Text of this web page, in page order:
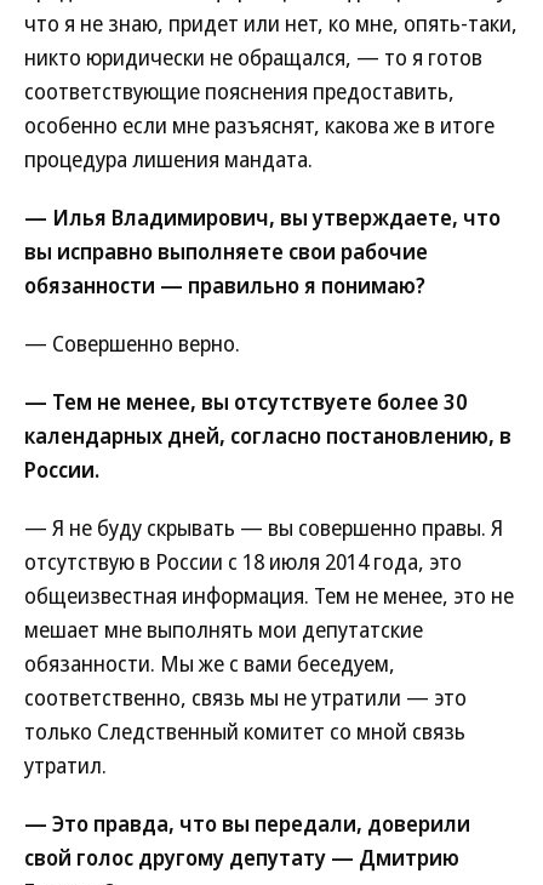
что я не знаю, придет или нет, ко мне, опять-таки,
никто юридически не обращался, — то я готов
соответствующие пояснения предоставить,
особенно если мне разъяснят, какова же в итоге
процедура лишения мандата.
— Илья Владимирович, вы утверждаете, что
вы исправно выполняете свои рабочие
обязанности — правильно я понимаю?
— Совершенно верно.
— Тем не менее, вы отсутствуете более 30
календарных дней, согласно постановлению, в
России.
— Я не буду скрывать — вы совершенно правы. Я
отсутствую в России с 18 июля 2014 года, это
общеизвестная информация. Тем не менее, это не
мешает мне выполнять мои депутатские
обязанности. Мы же с вами беседуем,
соответственно, связь мы не утратили — это
только Следственный комитет со мной связь
утратил.
— Это правда, что вы передали, доверили
свой голос другому депутату — Дмитрию